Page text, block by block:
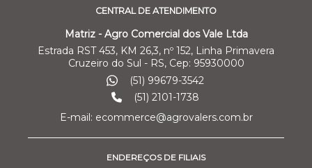
CENTRAL DE ATENDIMENTO
Matriz - Agro Comercial dos Vale Ltda
Estrada RST 453, KM 26,3, nº 152, Linha Primavera
Cruzeiro do Sul - RS, Cep: 95930000
(51) 99679-3542
(51) 2101-1738
E-mail: ecommerce@agrovalers.com.br
ENDEREÇOS DE FILIAIS